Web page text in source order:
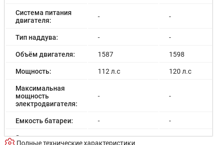
Система питания
двигателя:
- -
Тип наддува: - -
Объём двигателя: 1587 1598
Мощность: 112 л.с 120 л.с
Максимальная
мощность
электродвигателя:
- -
Емкость батареи: - -
Запас хода на
-
Полные технические характеристики